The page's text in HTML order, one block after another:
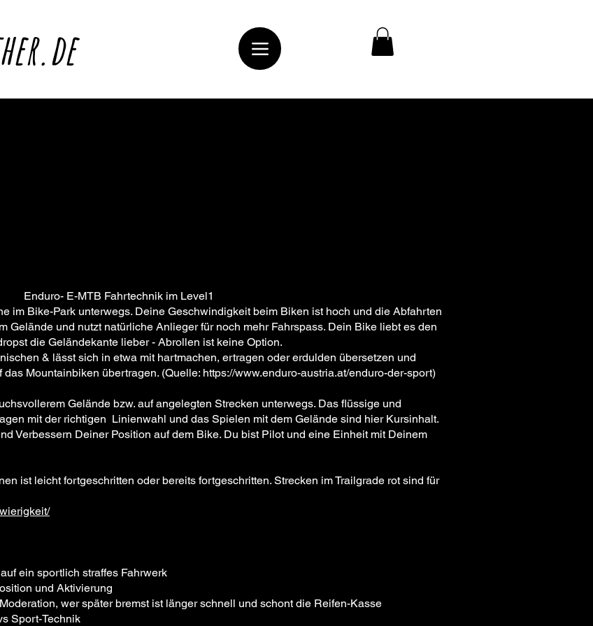
Enduro- E-MTB Fahrtechnik im Level1
im Bike-Park unterwegs. Deine Geschwindigkeit beim Biken ist hoch und die Abfahrten
Gelände und nutzt natürliche Anlieger für noch mehr Fahrspass. Dein Bike liebt es den
die Geländekante lieber - Abrollen ist keine Option.
& lässt sich in etwa mit hartmachen, ertragen oder erdulden übersetzen und
Mountainbiken übertragen. (Quelle: https://www.enduro-austria.at/enduro-der-sport)
Gelände bzw. auf angelegten Strecken unterwegs. Das flüssige und
mit der richtigen Linienwahl und das Spielen mit dem Gelände sind hier Kursinhalt.
Verbessern Deiner Position auf dem Bike. Du bist Pilot und eine Einheit mit Deinem
ist leicht fortgeschritten oder bereits fortgeschritten. Strecken im Trailgrade rot sind für
ein sportlich straffes Fahrwerk
und Aktivierung
wer später bremst ist länger schnell und schont die Reifen-Kasse
Sport-Technik